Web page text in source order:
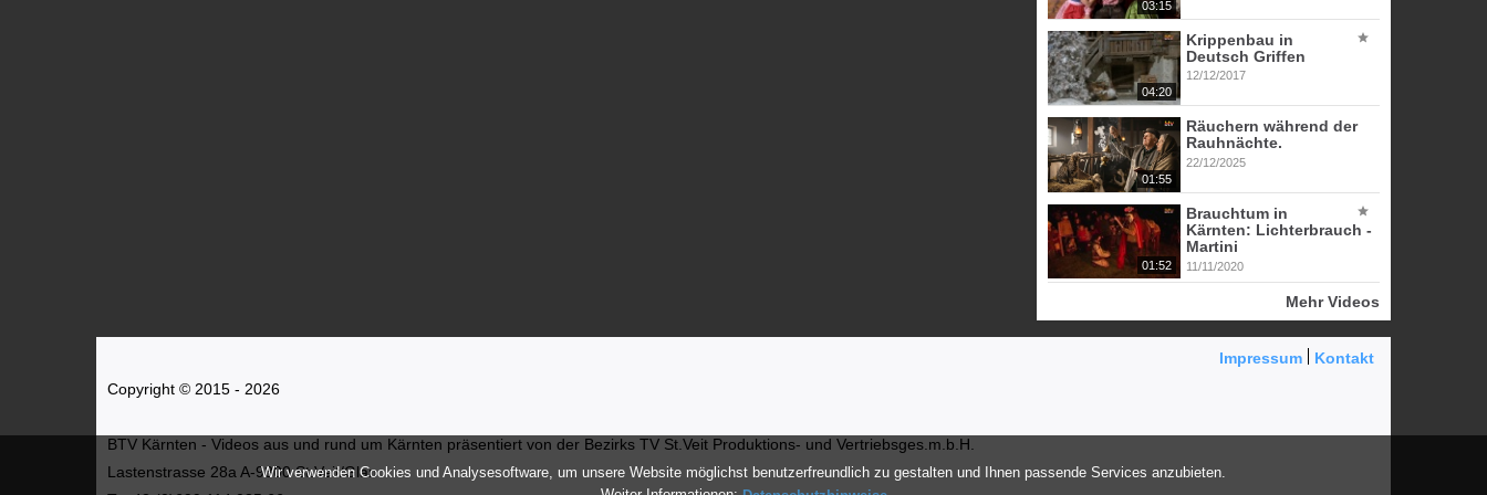
Wir verwenden Cookies und Analysesoftware, um unsere Website möglichst benutzerfreundlich zu gestalten und Ihnen passende Services anzubieten.
03:15
04:20
Krippenbau in
Deutsch Griffen
12/12/2017
01:55
Räuchern während der
Rauhnächte.
22/12/2025
01:52
Brauchtum in
Kärnten: Lichterbrauch -
Martini
11/11/2020
Mehr Videos
Impressum
Kontakt
Copyright © 2015 - 2026
BTV Kärnten - Videos aus und rund um Kärnten präsentiert von der Bezirks TV St.Veit Produktions- und Vertriebsges.m.b.H.
Lastenstrasse 28a A-9300 St.Veit/Glan